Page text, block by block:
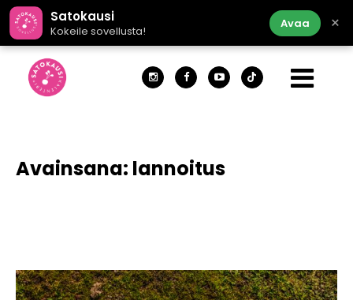
Satokausi
Kokeile sovellusta!
Avaa ×
Avainsana: lannoitus